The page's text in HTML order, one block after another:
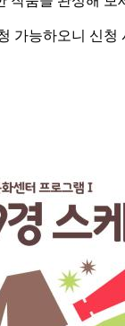
가능하오니 신청